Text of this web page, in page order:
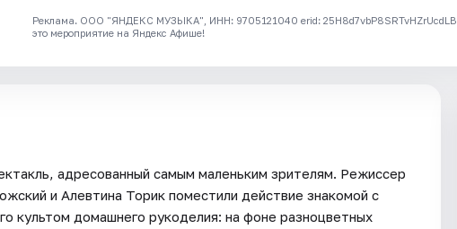
Реклама. ООО "ЯНДЕКС МУЗЫКА", ИНН: 9705121040 erid: 25H8d7vbP8SRTvHZrUcdLB
это мероприятие на Яндекс Афише!
адресованный самым маленьким зрителям. Режиссер
и Алевтина Торик поместили действие знакомой с
культом домашнего рукоделия: на фоне разноцветных